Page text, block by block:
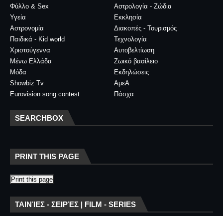
Φύλλο & Sex
Αστρολογία - Ζώδια
Υγεία
Εκκλησία
Αστρονομία
Διακοπές - Τουρισμός
Παιδικά - Kid world
Τεχνολογία
Χριστούγεννα
Αυτοβελτίωση
Μένω Ελλάδα
Ζωικό βασίλειο
Μόδα
Εκδηλώσεις
Showbiz Tv
ΑμεΑ
Eurovision song contest
Πάσχα
SEARCHBOX
PRINT THIS PAGE
Print this page
ΤΑΙΝΊΕΣ - ΣΕΙΡΈΣ | FILM - SERIES